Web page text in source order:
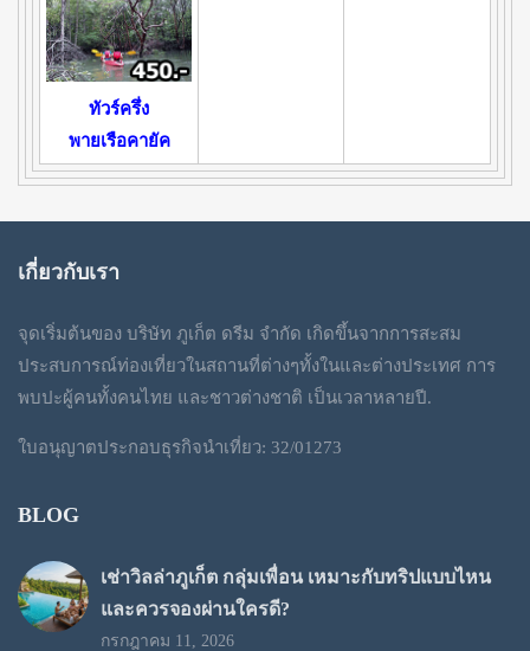
ทัวร์ครึ่ง
พายเรือคายัค
เกี่ยวกับเรา
จุดเริ่มต้นของ บริษัท ภูเก็ต ดรีม จำกัด เกิดขึ้นจากการสะสม
ประสบการณ์ท่องเที่ยวในสถานที่ต่างๆทั้งในและต่างประเทศ การ
พบปะผู้คนทั้งคนไทย และชาวต่างชาติ เป็นเวลาหลายปี.
ใบอนุญาตประกอบธุรกิจนำเที่ยว: 32/01273
BLOG
เช่าวิลล่าภูเก็ต กลุ่มเพื่อน เหมาะกับทริปแบบไหน
และควรจองผ่านใครดี?
กรกฎาคม 11, 2026